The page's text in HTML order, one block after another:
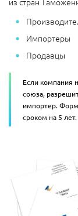
Импортеры
Продавцы
Если компания
союза,
импортер.
сроком на 5 лет.